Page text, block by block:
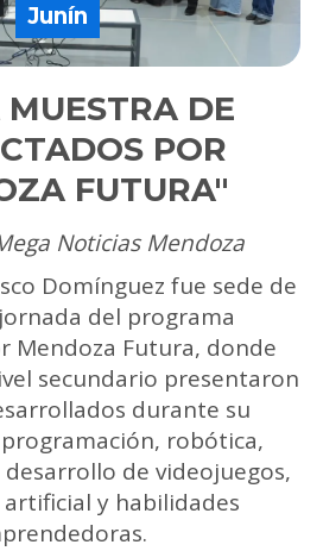
DE
POR
FUTURA"
Noticias Mendoza
Junín
Domínguez fue sede de
del programa
Mendoza Futura, donde
secundario presentaron
durante su
robótica,
de videojuegos,
y habilidades